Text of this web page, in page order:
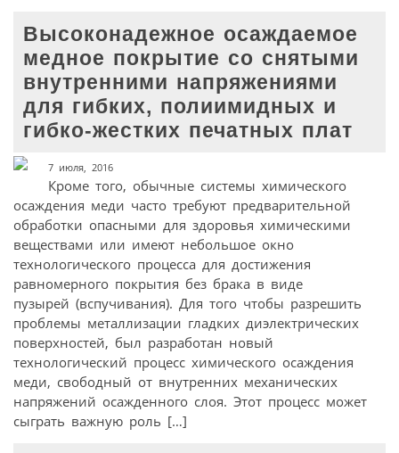
Высоконадежное осаждаемое
медное покрытие со снятыми
внутренними напряжениями
для гибких, полиимидных и
гибко-жестких печатных плат
7 июля, 2016
Кроме того, обычные системы химического
осаждения меди часто требуют предварительной
обработки опасными для здоровья химическими
веществами или имеют небольшое окно
технологического процесса для достижения
равномерного покрытия без брака в виде
пузырей (вспучивания). Для того чтобы разрешить
проблемы металлизации гладких диэлектрических
поверхностей, был разработан новый
технологический процесс химического осаждения
меди, свободный от внутренних механических
напряжений осажденного слоя. Этот процесс может
сыграть важную роль […]